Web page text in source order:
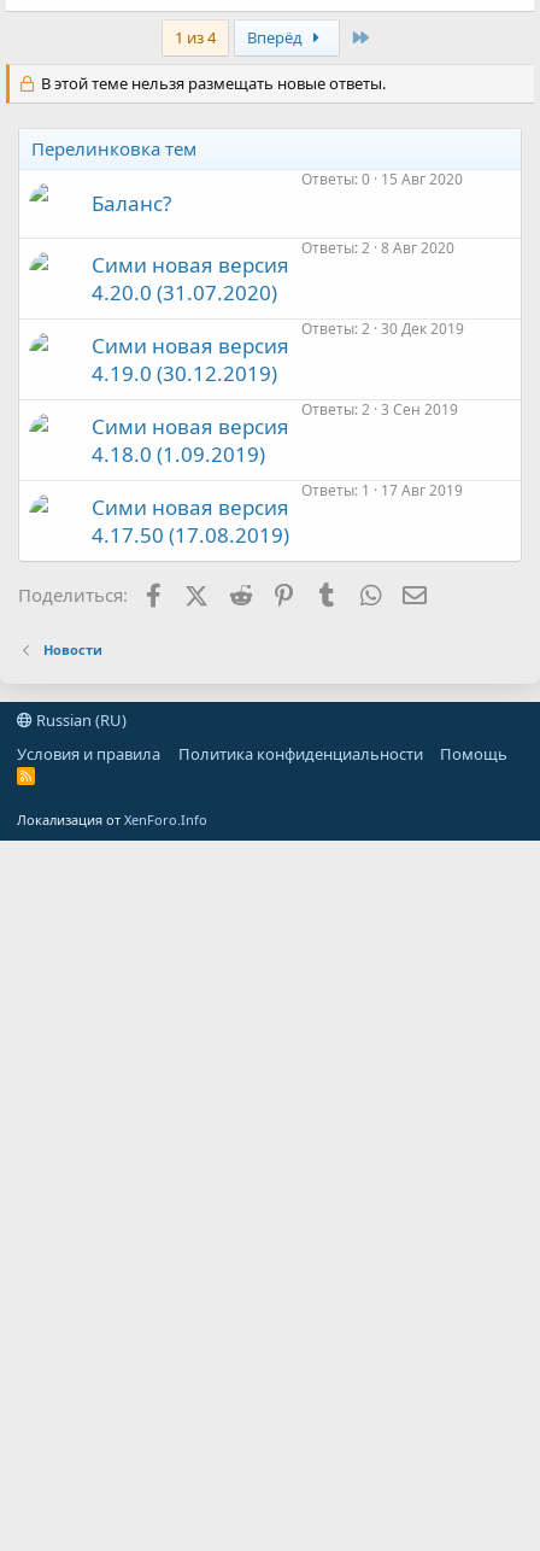
1 из 4 Вперёд
В этой теме нельзя размещать новые ответы.
Перелинковка тем
Баланс?
Ответы 0 15 Авг 2020
Сими новая версия
4.20.0 (31.07.2020)
Ответы 2 8 Авг 2020
Сими новая версия
4.19.0 (30.12.2019)
Ответы 2 30 Дек 2019
Сими новая версия
4.18.0 (1.09.2019)
Ответы 2 3 Сен 2019
Сими новая версия
4.17.50 (17.08.2019)
Ответы 1 17 Авг 2019
Поделиться: FacebookX (Twitter)
Reddit PinterestTumblr WhatsApp
Новости
Russian (RU)
Условия и правила
Политика конфиденциальности Помощь
R
Локализация от XenForo.Info